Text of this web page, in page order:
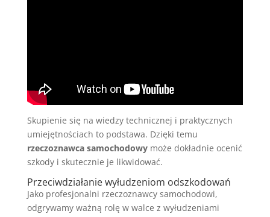
Skupienie się na wiedzy technicznej i praktycznych
umiejętnościach to podstawa. Dzięki temu
rzeczoznawca samochodowymoże dokładnie ocenić
szkody i skutecznie je likwidować.
Przeciwdziałanie wyłudzeniom odszkodowań
Jako profesjonalni rzeczoznawcy samochodowi,
odgrywamy ważną rolę w walce z wyłudzeniami